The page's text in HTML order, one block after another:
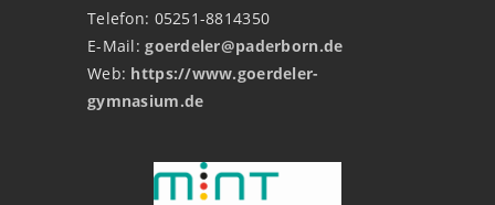
Telefon: 05251-8814350
E-Mail:goerdeler@paderborn.de
Web: https://www.goerdeler-
gymnasium.de